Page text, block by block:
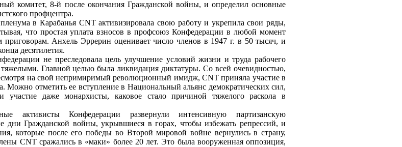
комитет, 8-й после окончания Гражданской войны, и определил основные
профцентра.
в Карабанья CNT активизировала свою работу и укрепила свои ряды,
что простая уплата взносов в профсоюз Конфедерации в любой момент
Анхель Эррерин оценивает число членов в 1947 г. в 50 тысяч, и
десятилетия.
не преследовала цель улучшение условий жизни и труда рабочего
Главной целью была ликвидация диктатуры. Со всей очевидностью,
на свой непримиримый революционный имидж, CNT приняла участие в
Можно отметить ее вступление в Национальный альянс демократических сил,
даже монархисты, каковое стало причиной тяжелого раскола в
активисты Конфедерации развернули интенсивную партизанскую
дни Гражданской войны, укрывшиеся в горах, чтобы избежать репрессий, и
которые после его победы во Второй мировой войне вернулись в страну,
CNT сражались в «маки» более 20 лет. Это была вооруженная оппозиция,